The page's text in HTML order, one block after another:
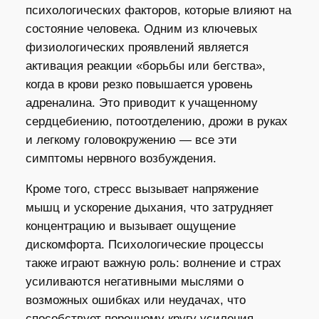
психологических факторов, которые влияют на
состояние человека. Одним из ключевых
физиологических проявлений является
активация реакции «борьбы или бегства»,
когда в крови резко повышается уровень
адреналина. Это приводит к учащенному
сердцебиению, потоотделению, дрожи в руках
и легкому головокружению — все эти
симптомы нервного возбуждения.
Кроме того, стресс вызывает напряжение
мышц и ускорение дыхания, что затрудняет
концентрацию и вызывает ощущение
дискомфорта. Психологические процессы
также играют важную роль: волнение и страх
усиливаются негативными мыслями о
возможных ошибках или неудачах, что